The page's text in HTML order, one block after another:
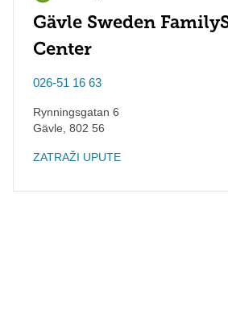
Gävle Sweden
Center
026-51 16 63
Rynningsgatan 6
Gävle 802 56
ZATRAŽI UPUTE